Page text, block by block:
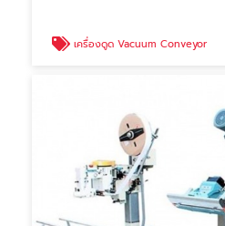
เครื่องดูด Vacuum Conveyor